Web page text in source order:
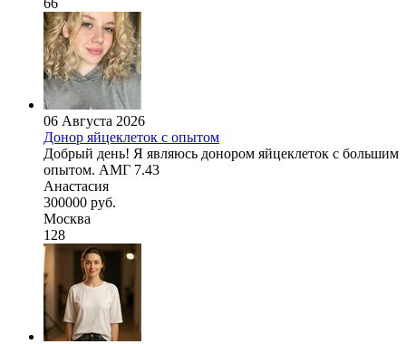
66
06 Августа 2026
Донор яйцеклеток с опытом
Добрый день! Я являюсь донором яйцеклеток с большим
опытом. АМГ 7.43
Анастасия
300000 руб.
Москва
128